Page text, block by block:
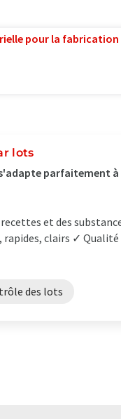
pour la
lots
parfaitement à
et des
clairs ✓ Qualité
des lots